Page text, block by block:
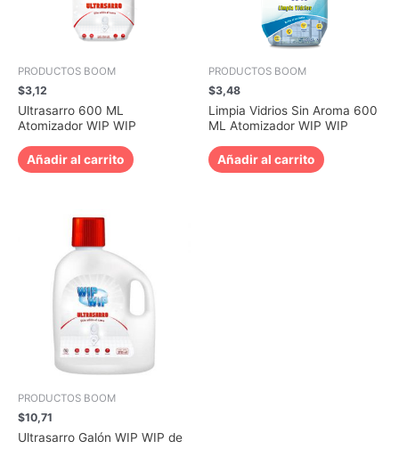
PRODUCTOS BOOM
$3,12
Ultrasarro 600 ML
Atomizador WIP WIP
Añadir al carrito
PRODUCTOS BOOM
$3,48
Limpia Vidrios Sin Aroma 600
ML Atomizador WIP WIP
Añadir al carrito
PRODUCTOS BOOM
$10,71
Ultrasarro Galón WIP WIP de